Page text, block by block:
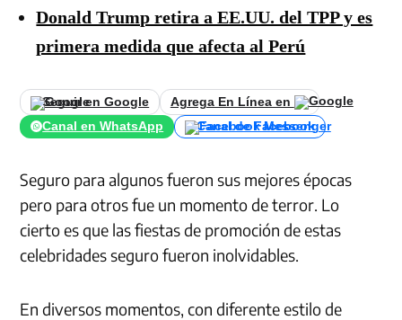
Donald Trump retira a EE.UU. del TPP y es
primera medida que afecta al Perú
Seguir en Google
Agrega En Línea en
Canal en WhatsApp
Canal de Facebook
Seguro para algunos fueron sus mejores épocas
pero para otros fue un momento de terror. Lo
cierto es que las fiestas de promoción de estas
celebridades seguro fueron inolvidables.
En diversos momentos, con diferente estilo de